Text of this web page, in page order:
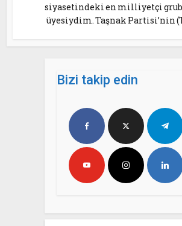
siyasetindeki en milliyetçi
üyesiydim. Taşnak Partisi’nin
Bizi takip edin